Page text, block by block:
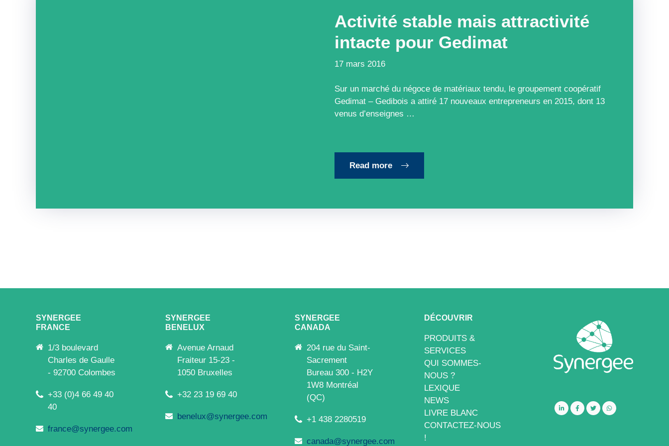
Activité stable mais attractivité
intacte pour Gedimat
17 mars 2016
Sur un marché du négoce de matériaux tendu, le groupement coopératif
Gedimat – Gedibois a attiré 17 nouveaux entrepreneurs en 2015, dont 13
venus d’enseignes …
Read more
SYNERGEE
FRANCE
1/3 boulevard
Charles de Gaulle
- 92700 Colombes
+33 (0)4 66 49 40
40
france@synergee.com
SYNERGEE
BENELUX
Avenue Arnaud
Fraiteur 15-23 -
1050 Bruxelles
+32 23 19 69 40
benelux@synergee.com
SYNERGEE
CANADA
204 rue du Saint-
Sacrement
Bureau 300 - H2Y
1W8 Montréal
(QC)
+1 438 2280519
canada@synergee.com
DÉCOUVRIR
PRODUITS &
SERVICES
QUI SOMMES-
NOUS ?
LEXIQUE
NEWS
LIVRE BLANC
CONTACTEZ-NOUS
!